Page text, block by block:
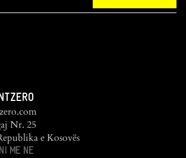
Nr. 25
e Kosovës
ME NE